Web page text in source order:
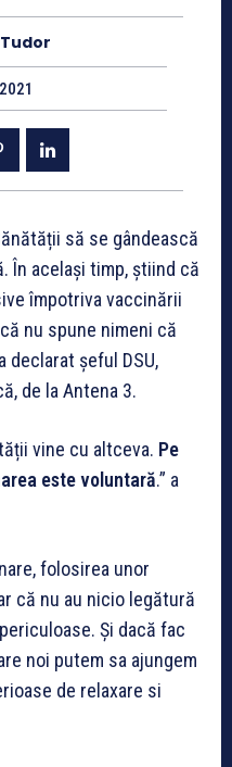
să se gândească
În același timp, știind că
împotriva vaccinării
nu spune nimeni că
declarat șeful DSU,
de la Antena 3.
vine cu altceva. Pe
este voluntară.” a
folosirea unor
că nu au nicio legătură
Și dacă fac
noi putem sa ajungem
de relaxare si